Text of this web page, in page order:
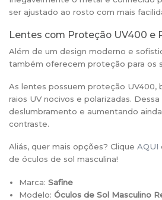
ser ajustado ao rosto com mais
Lentes com Proteção UV400 e
Além de um design moderno e
também oferecem proteção para os
As lentes possuem proteção UV400,
raios UV nocivos e polarizadas.
deslumbramento e aumentando
contraste.
Aliás, quer mais opções? Clique AQUI
de óculos de sol masculina!
Marca:Safine
Modelo:Óculos de Sol Masculino